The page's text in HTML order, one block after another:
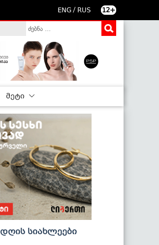
ENG / RUS 12+
მეტი
დღის სიახლეები